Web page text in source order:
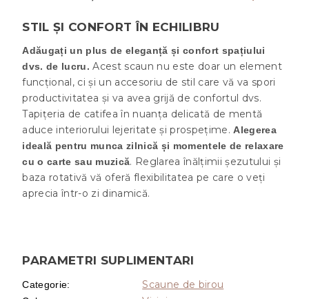
STIL ȘI CONFORT ÎN ECHILIBRU
Adăugați un plus de eleganță și confort spațiului
dvs. de lucru. Acest scaun nu este doar un element
funcțional, ci și un accesoriu de stil care vă va spori
productivitatea și va avea grijă de confortul dvs.
Tapițeria de catifea în nuanța delicată de mentă
aduce interiorului lejeritate și prospețime.Alegerea
ideală pentru munca zilnică și momentele de relaxare
cu o carte sau muzică. Reglarea înălțimii șezutului și
baza rotativă vă oferă flexibilitatea pe care o veți
aprecia într-o zi dinamică.
PARAMETRI SUPLIMENTARI
Categorie: Scaune de birou